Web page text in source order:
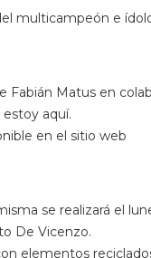
multicampeón e
Fabián Matus en
aquí.
en el sitio web
se realizará el
De Vicenzo.
elementos